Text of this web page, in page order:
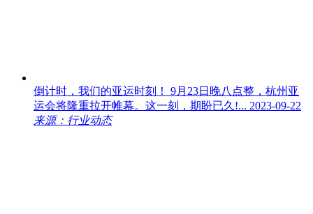
倒计时，我们的亚运时刻！
9月23日晚八点整，杭州亚
运会将隆重拉开帷幕。这一刻，期盼已久!... 2023-09-22
来源：行业动态